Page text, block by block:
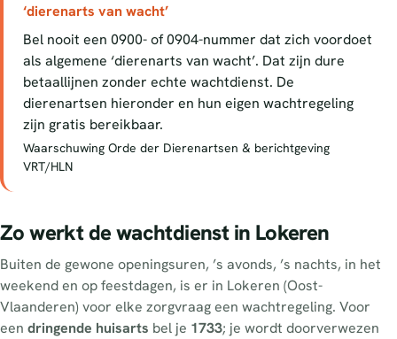
‘dierenarts van wacht’
Bel nooit een 0900- of 0904-nummer dat zich voordoet
als algemene ‘dierenarts van wacht’. Dat zijn dure
betaallijnen zonder echte wachtdienst. De
dierenartsen hieronder en hun eigen wachtregeling
zijn gratis bereikbaar.
Waarschuwing Orde der Dierenartsen & berichtgeving
VRT/HLN
Zo werkt de wachtdienst in Lokeren
Buiten de gewone openingsuren, ’s avonds, ’s nachts, in het
weekend en op feestdagen, is er in Lokeren (Oost-
Vlaanderen) voor elke zorgvraag een wachtregeling. Voor
een dringende huisarts bel je 1733; je wordt doorverwezen